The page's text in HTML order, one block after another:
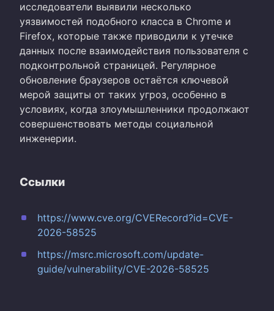
исследователи выявили несколько
уязвимостей подобного класса в Chrome и
Firefox, которые также приводили к утечке
данных после взаимодействия пользователя с
подконтрольной страницей. Регулярное
обновление браузеров остаётся ключевой
мерой защиты от таких угроз, особенно в
условиях, когда злоумышленники продолжают
совершенствовать методы социальной
инженерии.
Ссылки
https://www.cve.org/CVERecord?id=CVE-
2026-58525
https://msrc.microsoft.com/update-
guide/vulnerability/CVE-2026-58525